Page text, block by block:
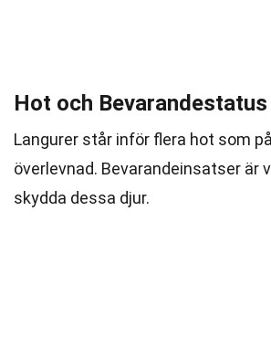
Hot och Bevarandestatus
Langurer står inför flera hot som
överlevnad. Bevarandeinsatser är
skydda dessa djur.